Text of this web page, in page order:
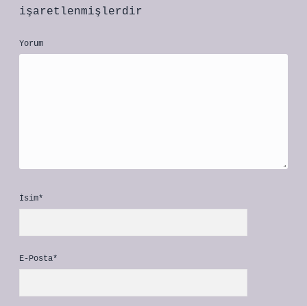
işaretlenmişlerdir
Yorum
İsim*
E-Posta*